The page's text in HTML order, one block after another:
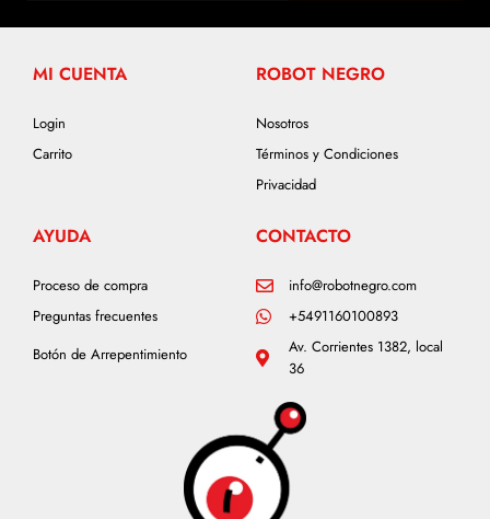
MI CUENTA
Login
Carrito
ROBOT NEGRO
Nosotros
Términos y Condiciones
Privacidad
AYUDA
Proceso de compra
Preguntas frecuentes
Botón de Arrepentimiento
CONTACTO
info@robotnegro.com
+5491160100893
Av. Corrientes 1382, local
36